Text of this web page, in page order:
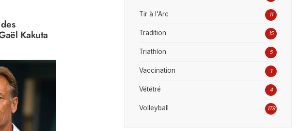
Kakuta
Tir à l'Arc 11
Tradition 15
Triathlon 5
Vaccination 1
Vététré 4
Volleyball 179